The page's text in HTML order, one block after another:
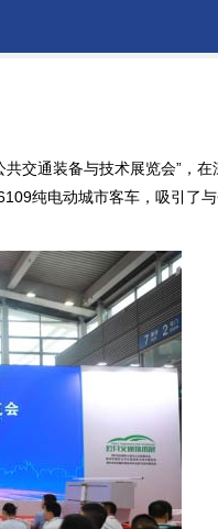
交通装备与技术展览会”，
纯电动城市客车，吸引了